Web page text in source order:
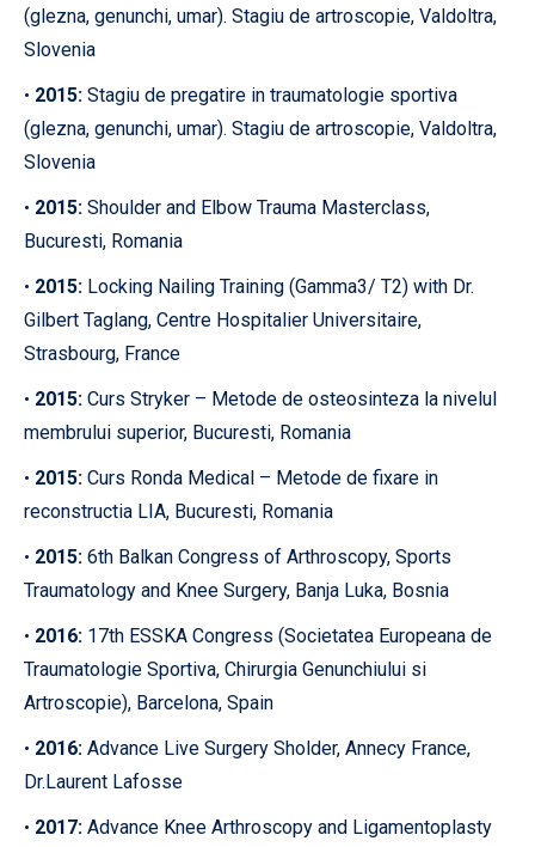
(glezna, genunchi, umar). Stagiu de artroscopie, Valdoltra,
Slovenia
• 2015: Stagiu de pregatire in traumatologie sportiva
(glezna, genunchi, umar). Stagiu de artroscopie, Valdoltra,
Slovenia
• 2015: Shoulder and Elbow Trauma Masterclass,
Bucuresti, Romania
• 2015: Locking Nailing Training (Gamma3/ T2) with Dr.
Gilbert Taglang, Centre Hospitalier Universitaire,
Strasbourg, France
• 2015: Curs Stryker – Metode de osteosinteza la nivelul
membrului superior, Bucuresti, Romania
• 2015: Curs Ronda Medical – Metode de fixare in
reconstructia LIA, Bucuresti, Romania
• 2015: 6th Balkan Congress of Arthroscopy, Sports
Traumatology and Knee Surgery, Banja Luka, Bosnia
• 2016: 17th ESSKA Congress (Societatea Europeana de
Traumatologie Sportiva, Chirurgia Genunchiului si
Artroscopie), Barcelona, Spain
• 2016: Advance Live Surgery Sholder, Annecy France,
Dr.Laurent Lafosse
• 2017: Advance Knee Arthroscopy and Ligamentoplasty